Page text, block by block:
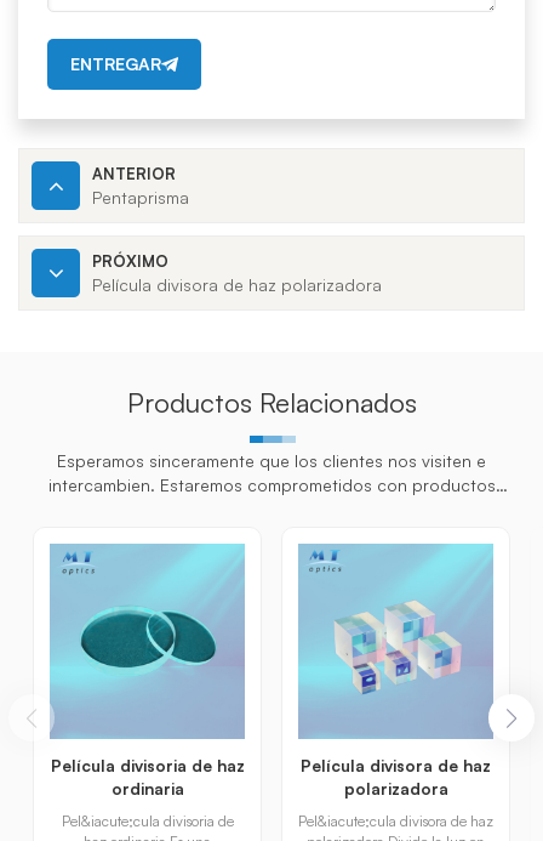
ENTREGAR
ANTERIOR
Pentaprisma
PRÓXIMO
Película divisora ​​de haz polarizadora
Productos Relacionados
Esperamos sinceramente que los clientes nos visiten e
intercambien. Estaremos comprometidos con productos
Película divisoria de haz
ordinaria
Pel&iacute;cula divisoria de
Película divisora ​​de haz
polarizadora
Pel&iacute;cula divisora ​​de haz